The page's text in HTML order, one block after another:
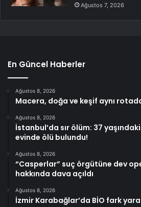
Ağustos 7, 2026
En Güncel Haberler
Ağustos 8, 2026
Macera, doğa ve keşif aynı
Ağustos 8, 2026
İstanbul’da sır ölüm: 37 yaşındaki
evinde ölü bulundu!
Ağustos 8, 2026
“Casperlar” suç örgütüne dev
hakkında dava açıldı
Ağustos 8, 2026
İzmir Karabağlar’da BİO fark